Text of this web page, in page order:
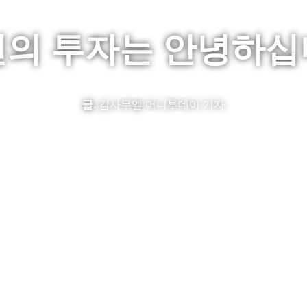
투자는 안녕하
글. 김사무엘 머니투데이 기자